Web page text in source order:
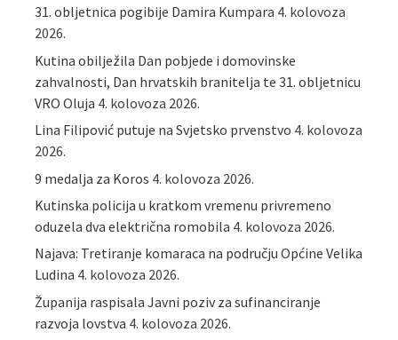
31. obljetnica pogibije Damira Kumpara 4. kolovoza
2026.
Kutina obilježila Dan pobjede i domovinske
zahvalnosti, Dan hrvatskih branitelja te 31. obljetnicu
VRO Oluja 4. kolovoza 2026.
Lina Filipović putuje na Svjetsko prvenstvo 4. kolovoza
2026.
9 medalja za Koros 4. kolovoza 2026.
Kutinska policija u kratkom vremenu privremeno
oduzela dva električna romobila 4. kolovoza 2026.
Najava: Tretiranje komaraca na području Općine Velika
Ludina 4. kolovoza 2026.
Županija raspisala Javni poziv za sufinanciranje
razvoja lovstva 4. kolovoza 2026.